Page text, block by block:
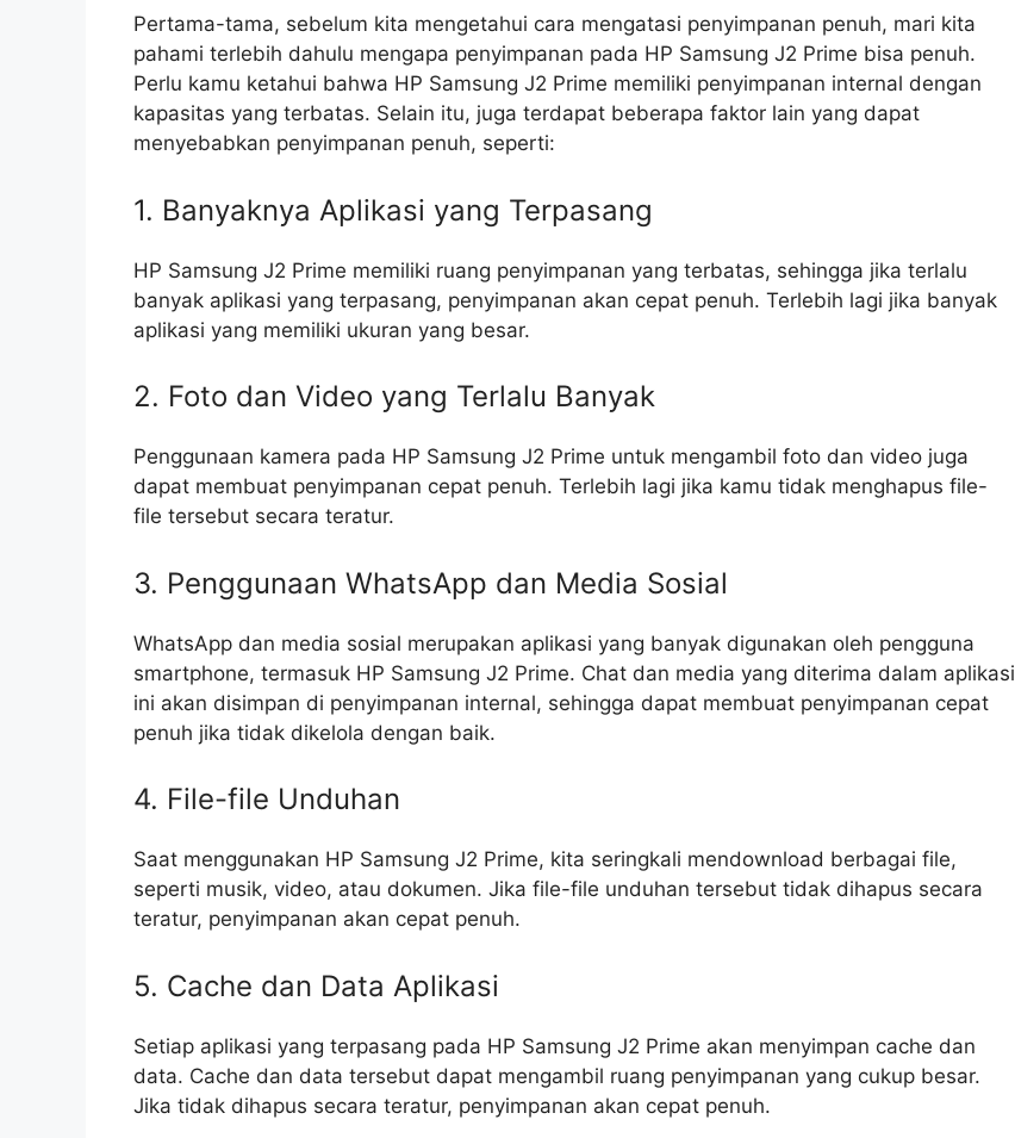
Pertama-tama, sebelum kita mengetahui cara mengatasi penyimpanan penuh, mari kita
pahami terlebih dahulu mengapa penyimpanan pada HP Samsung J2 Prime bisa penuh.
Perlu kamu ketahui bahwa HP Samsung J2 Prime memiliki penyimpanan internal dengan
kapasitas yang terbatas. Selain itu, juga terdapat beberapa faktor lain yang dapat
menyebabkan penyimpanan penuh, seperti:
1. Banyaknya Aplikasi yang Terpasang
HP Samsung J2 Prime memiliki ruang penyimpanan yang terbatas, sehingga jika terlalu
banyak aplikasi yang terpasang, penyimpanan akan cepat penuh. Terlebih lagi jika banyak
aplikasi yang memiliki ukuran yang besar.
2. Foto dan Video yang Terlalu Banyak
Penggunaan kamera pada HP Samsung J2 Prime untuk mengambil foto dan video juga
dapat membuat penyimpanan cepat penuh. Terlebih lagi jika kamu tidak menghapus file-
file tersebut secara teratur.
3. Penggunaan WhatsApp dan Media Sosial
WhatsApp dan media sosial merupakan aplikasi yang banyak digunakan oleh pengguna
smartphone, termasuk HP Samsung J2 Prime. Chat dan media yang diterima dalam aplikasi
ini akan disimpan di penyimpanan internal, sehingga dapat membuat penyimpanan cepat
penuh jika tidak dikelola dengan baik.
4. File-file Unduhan
Saat menggunakan HP Samsung J2 Prime, kita seringkali mendownload berbagai file,
seperti musik, video, atau dokumen. Jika file-file unduhan tersebut tidak dihapus secara
teratur, penyimpanan akan cepat penuh.
5. Cache dan Data Aplikasi
Setiap aplikasi yang terpasang pada HP Samsung J2 Prime akan menyimpan cache dan
data. Cache dan data tersebut dapat mengambil ruang penyimpanan yang cukup besar.
Jika tidak dihapus secara teratur, penyimpanan akan cepat penuh.